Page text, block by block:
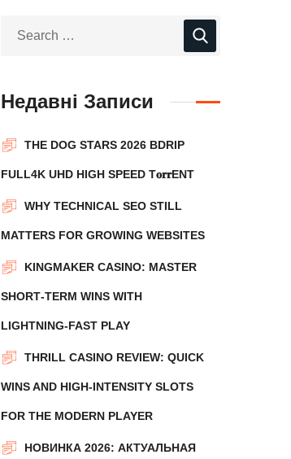
Недавні Записи
THE DOG STARS 2026 BDRIP
FULL4K UHD HIGH SPEED T𝐨𝐫𝐫ENT
WHY TECHNICAL SEO STILL
MATTERS FOR GROWING WEBSITES
KINGMAKER CASINO: MASTER
SHORT‑TERM WINS WITH
LIGHTNING‑FAST PLAY
THRILL CASINO REVIEW: QUICK
WINS AND HIGH‑INTENSITY SLOTS
FOR THE MODERN PLAYER
НОВИНКА 2026: АКТУАЛЬНАЯ